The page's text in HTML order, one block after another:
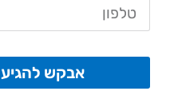
אבקש להגיע